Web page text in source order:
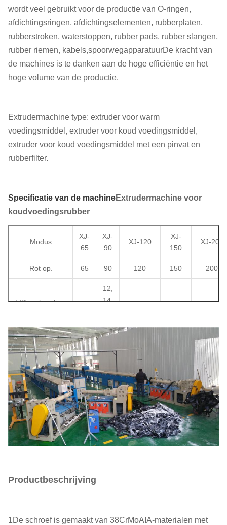
wordt veel gebruikt voor de productie van O-ringen,
afdichtingsringen, afdichtingselementen, rubberplaten,
rubberstroken, waterstoppen, rubber pads, rubber slangen,
rubber riemen, kabels,spoorwegapparatuurDe kracht van
de machines is te danken aan de hoge efficiëntie en het
hoge volume van de productie.
Extrudermachine type: extruder voor warm
voedingsmiddel, extruder voor koud voedingsmiddel,
extruder voor koud voedingsmiddel met een pinvat en
rubberfilter.
Specificatie van de machineExtrudermachine voor
koudvoedingsrubber
Modus
XJ-
65
XJ-
90
XJ-120
XJ-
150
XJ-200
Rot op. 65 90 120 150 200
L/D-verhouding
12,
14,
Motorvermogen
(kw)
15
55-
75 tot
110
315-355
Productbeschrijving
1De schroef is gemaakt van 38CrMoAIA-materialen met